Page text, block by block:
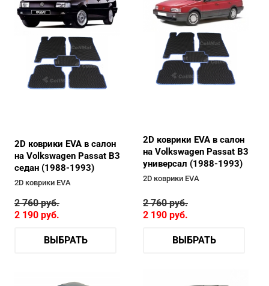
2D коврики EVA в салон
на Volkswagen Passat B3
седан (1988-1993)
2D коврики EVA
2 760руб.
2 190 руб.
ВЫБРАТЬ
2D коврики EVA в салон
на Volkswagen Passat B3
универсал (1988-1993)
2D коврики EVA
2 760руб.
2 190 руб.
ВЫБРАТЬ